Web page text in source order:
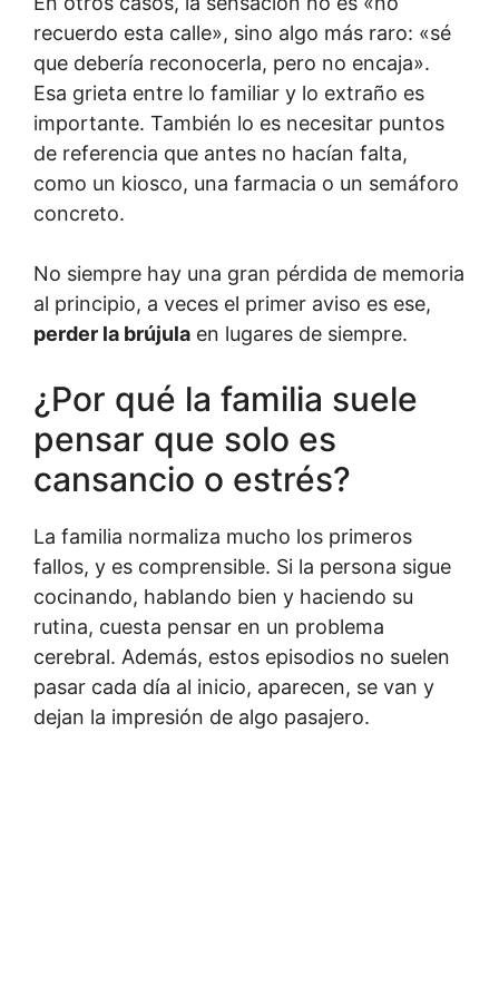
recuerdo esta calle», sino algo más raro: «sé
que debería reconocerla, pero no encaja».
Esa grieta entre lo familiar y lo extraño es
importante. También lo es necesitar puntos
de referencia que antes no hacían falta,
como un kiosco, una farmacia o un semáforo
concreto.
No siempre hay una gran pérdida de memoria
al principio, a veces el primer aviso es ese,
perder la brújula en lugares de siempre.
¿Por qué la familia suele
pensar que solo es
cansancio o estrés?
La familia normaliza mucho los primeros
fallos, y es comprensible. Si la persona sigue
cocinando, hablando bien y haciendo su
rutina, cuesta pensar en un problema
cerebral. Además, estos episodios no suelen
pasar cada día al inicio, aparecen, se van y
dejan la impresión de algo pasajero.